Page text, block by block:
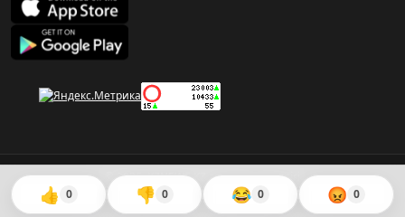
👍 0 👎 0 😂 0 😡 0
© 2026. KZNEWS.KZ ақпарат агенттігі
Сайтты жасаған
WebAudit